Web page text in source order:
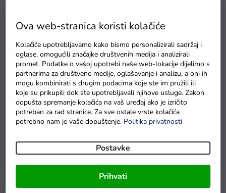
Ova web-stranica koristi kolačiće
Kolačiće upotrebljavamo kako bismo personalizirali sadržaj i
oglase, omogućili značajke društvenih medija i analizirali
promet. Podatke o vašoj upotrebi naše web-lokacije dijelimo s
partnerima za društvene medije, oglašavanje i analizu, a oni ih
mogu kombinirati s drugim podacima koje ste im pružili ili
koje su prikupili dok ste upotrebljavali njihove usluge. Zakon
dopušta spremanje kolačića na vaš uređaj ako je izričito
potreban za rad stranice. Za sve ostale vrste kolačića
potrebno nam je vaše dopuštenje. Politika privatnosti
Postavke
Prihvati
Na zalihi - dostava do 6 dana